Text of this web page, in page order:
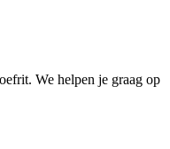
We helpen je graag op